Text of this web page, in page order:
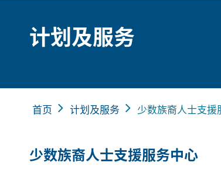
计划及服务
首页 计划及服务 少数族裔人士支援
少数族裔人士支援服务中心